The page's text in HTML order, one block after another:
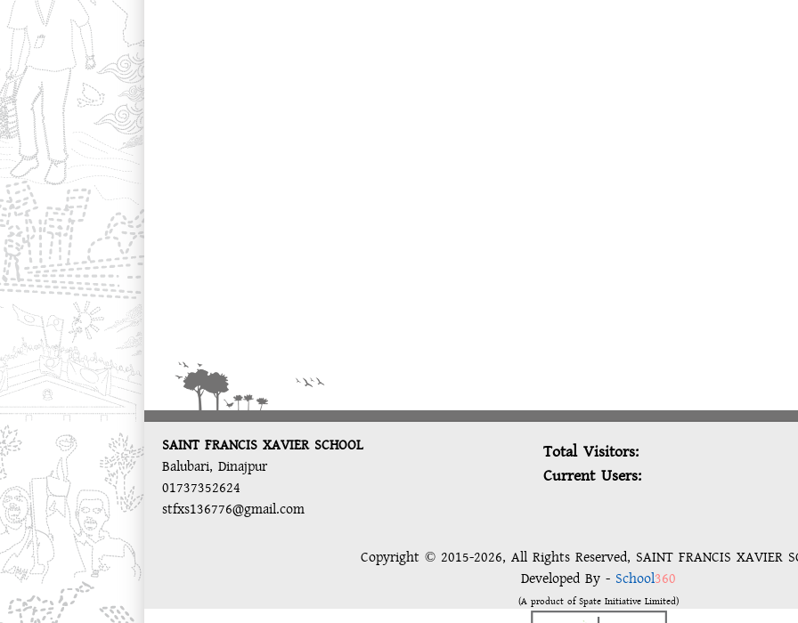
SAINT FRANCIS XAVIER SCHOOL
Balubari, Dinajpur
01737352624
stfxs136776@gmail.com
Total Visitors:
Current Users:
Copyright © 2015-2026, All Rights Reserved, SAINT FRANCIS XAVIER
Developed By - School360
(A product of Spate Initiative Limited)